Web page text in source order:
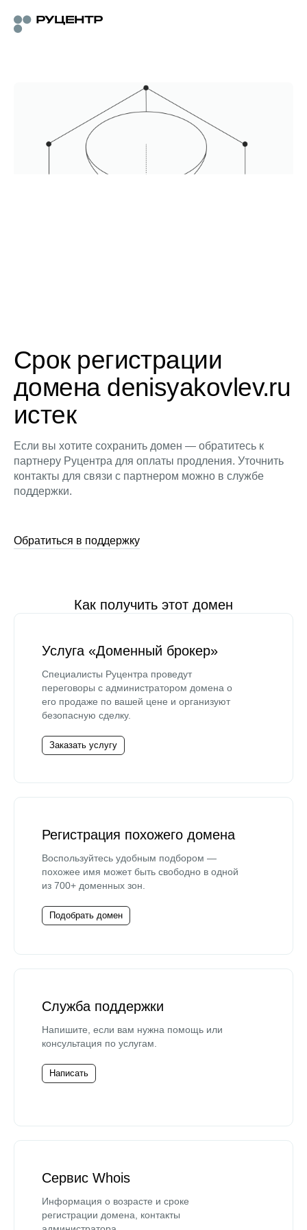
Срок регистрации
домена denisyakovlev.ru
истек
Если вы хотите сохранить домен — обратитесь к
партнеру Руцентра для оплаты продления. Уточнить
контакты для связи с партнером можно в службе
поддержки.
Обратиться в поддержку
Как получить этот домен
Услуга «Доменный брокер»
Специалисты Руцентра проведут
переговоры с администратором домена о
его продаже по вашей цене и организуют
безопасную сделку.
Заказать услугу
Регистрация похожего домена
Воспользуйтесь удобным подбором —
похожее имя может быть свободно в одной
из 700+ доменных зон.
Подобрать домен
Служба поддержки
Напишите, если вам нужна помощь или
консультация по услугам.
Написать
Сервис Whois
Информация о возрасте и сроке
регистрации домена, контакты